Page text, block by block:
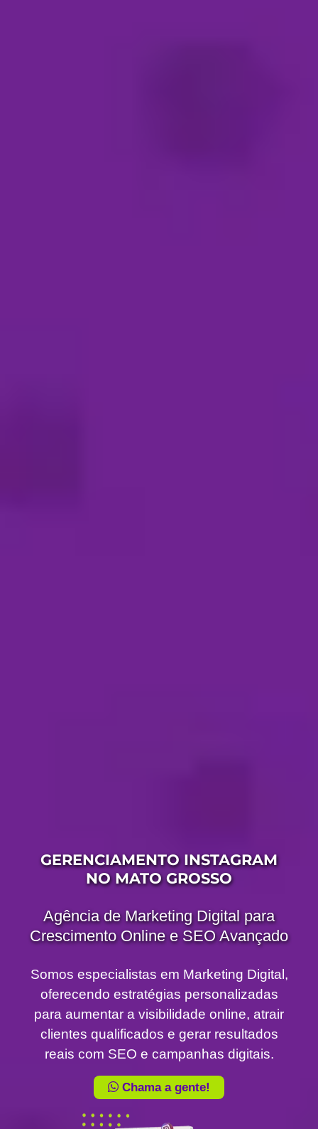
GERENCIAMENTO INSTAGRAM
NO MATO GROSSO
Agência de Marketing Digital para
Crescimento Online e SEO Avançado
Somos especialistas em Marketing Digital,
oferecendo estratégias personalizadas
para aumentar a visibilidade online, atrair
clientes qualificados e gerar resultados
reais com SEO e campanhas digitais.
Chama a gente!